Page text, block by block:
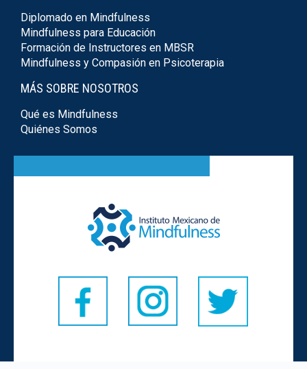
Diplomado en Mindfulness
Mindfulness para Educación
Formación de Instructores en MBSR
Mindfulness y Compasión en Psicoterapia
MÁS SOBRE NOSOTROS
Qué es Mindfulness
Quiénes Somos